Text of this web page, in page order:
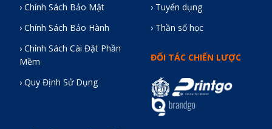
› Chính Sách Bảo Mật
› Chính Sách Bảo Hành
› Chính Sách Cài Đặt Phần
Mềm
› Quy Định Sử Dụng
› Tuyển dụng
› Thần số học
ĐỐI TÁC CHIẾN LƯỢC